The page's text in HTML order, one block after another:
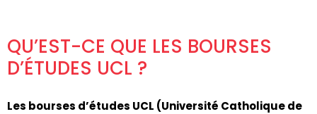
QU’EST-CE QUE LES BOURSES
D’ÉTUDES UCL ?
Les bourses d’études UCL (Université Catholique de